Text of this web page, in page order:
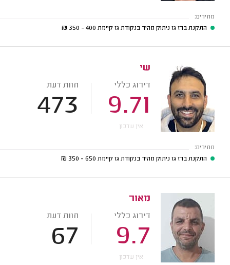
מחירים:
התקנת ברז גז ניתוק מהיר בנקודת גז קיימת 400 - 350
₪
שי
דירוג כללי
9.71
חוות דעת
473
אין עדכון
מחירים:
התקנת ברז גז ניתוק מהיר בנקודת גז קיימת 650 - 350
₪
מאור
דירוג כללי
9.7
חוות דעת
67
אין עדכון